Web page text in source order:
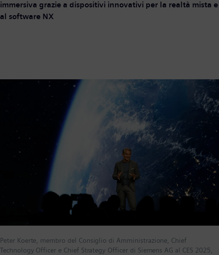
immersiva grazie a dispositivi innovativi per la realtà mista e
al software NX
Peter Koerte, membro del Consiglio di Amministrazione, Chief
Technology Officer e Chief Strategy Officer di Siemens AG al CES 2025,